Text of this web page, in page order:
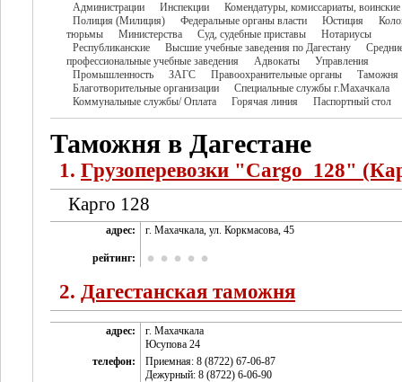
Администрации Инспекции
Комендатуры, комиссариаты, воинские
Полиция (Милиция)
Федеральные органы власти Юстиция
тюрьмы
Министерства Суд, судебные приставы
Нотариусы
Республиканские
Высшие учебные заведения по Дагестану
профессиональные учебные заведения
Адвокаты
Управления
Промышленность
ЗАГС Правоохранительные органы
Таможня
Благотворительные организации
Специальные службы г.Махачкала
Коммунальные службы/ Оплата
Горячая линия Паспортный стол
Таможня в Дагестане
1. Грузоперевозки "Cargo_128"
Карго 128
адрес: г. Махачкала, ул. Коркмасова, 45
рейтинг:
2. Дагестанская таможня
адрес:
г. Махачкала
Юсупова 24
телефон:
Приемная: 8 (8722) 67-06-87
Дежурный: 8 (8722) 6-06-90